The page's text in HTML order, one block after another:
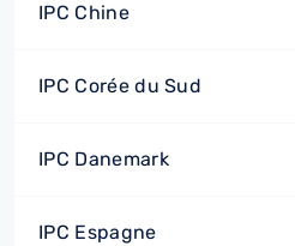
IPC Chine
IPC Corée du Sud
IPC Danemark
IPC Espagne